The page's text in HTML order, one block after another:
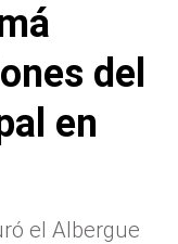
del
en
el Albergue